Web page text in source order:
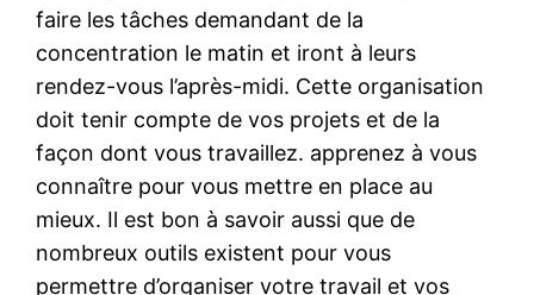
faire les tâches demandant de la
concentration le matin et iront à leurs
rendez-vous l’après-midi. Cette organisation
doit tenir compte de vos projets et de la
façon dont vous travaillez. apprenez à vous
connaître pour vous mettre en place au
mieux. Il est bon à savoir aussi que de
nombreux outils existent pour vous
permettre d’organiser votre travail et vos